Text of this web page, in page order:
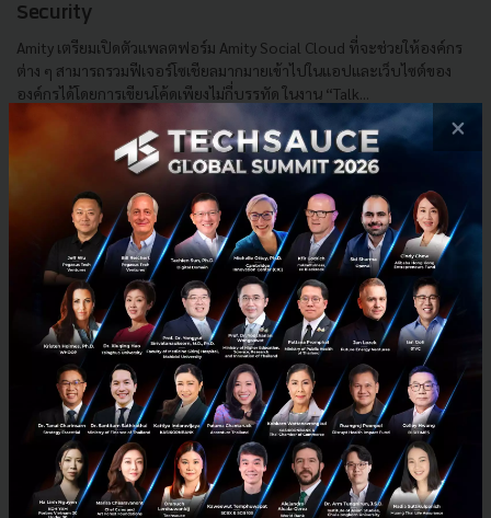
Security
Amity เตรียมเปิดตัวแพลตฟอร์ม Amity Social Cloud ที่จะช่วยให้องค์กร
ต่าง ๆ สามารถรวมฟีเจอร์โซเชียลมากมายเข้าไปในแอปและเว็บไซต์ของ
องค์กรได้โดยการเขียนโค้ดเพียงไม่กี่บรรทัด ในงาน “Talk...
| ByTechsauce Team
Amity IT Security Social Cloud
E-mail :contact@techsauce.co
Tel : 02-001-5375
Mobile : 06-4658-9500
×